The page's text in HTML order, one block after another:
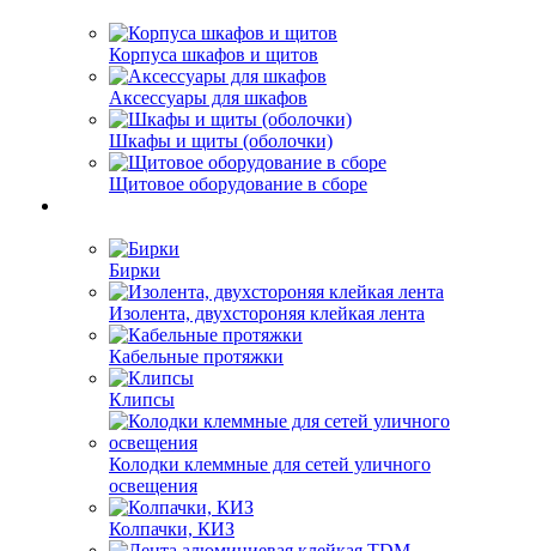
Корпуса шкафов и щитов
Аксессуары для шкафов
Шкафы и щиты (оболочки)
Щитовое оборудование в сборе
Бирки
Изолента, двухстороняя клейкая лента
Кабельные протяжки
Клипсы
Колодки клеммные для сетей уличного
освещения
Колпачки, КИЗ